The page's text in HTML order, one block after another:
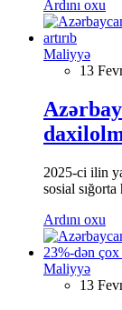
Ardını oxu
Maliyyə
13
2025-ci ilin
sosial
Ardını oxu
Maliyyə
13